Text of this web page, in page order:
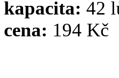
kapacita: 42
cena: 194 Kč